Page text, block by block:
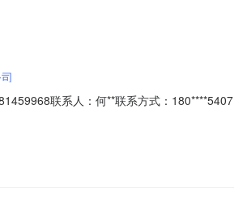
联系人：何**联系方式：
行正常，处理效率达标。报名要求：1、新